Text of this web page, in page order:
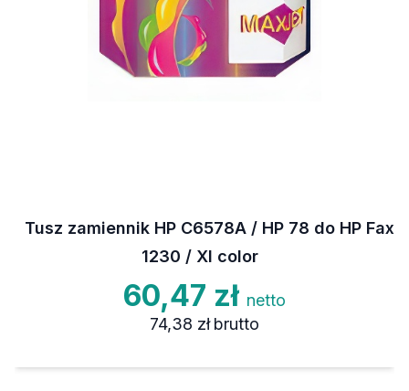
Tusz zamiennik HP C6578A / HP 78 do HP Fax
1230 / XI color
60,47 zł netto
74,38 zł brutto